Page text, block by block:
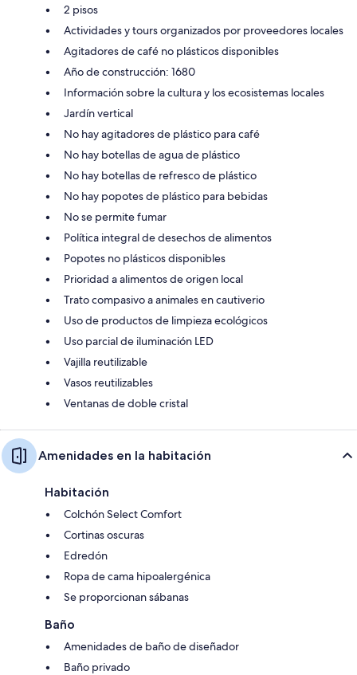
2 pisos
Actividades y tours organizados por proveedores locales
Agitadores de café no plásticos disponibles
Año de construcción: 1680
Información sobre la cultura y los ecosistemas locales
Jardín vertical
No hay agitadores de plástico para café
No hay botellas de agua de plástico
No hay botellas de refresco de plástico
No hay popotes de plástico para bebidas
No se permite fumar
Política integral de desechos de alimentos
Popotes no plásticos disponibles
Prioridad a alimentos de origen local
Trato compasivo a animales en cautiverio
Uso de productos de limpieza ecológicos
Uso parcial de iluminación LED
Vajilla reutilizable
Vasos reutilizables
Ventanas de doble cristal
Amenidades en la habitación
Habitación
Colchón Select Comfort
Cortinas oscuras
Edredón
Ropa de cama hipoalergénica
Se proporcionan sábanas
Baño
Amenidades de baño de diseñador
Baño privado